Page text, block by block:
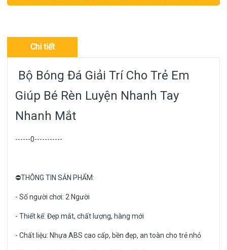
Chi tiết
Bộ Bóng Đá Giải Trí Cho Trẻ Em
Giúp Bé Rèn Luyện Nhanh Tay
Nhanh Mắt
------0-----------
⛔️THÔNG TIN SẢN PHẨM:
- Số người chơi: 2 Người
- Thiết kế: Đẹp mắt, chất lượng, hàng mới
- Chất liệu: Nhựa ABS cao cấp, bền đẹp, an toàn cho trẻ nhỏ